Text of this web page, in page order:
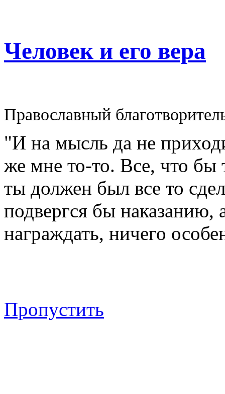
Человек и его вера
Православный
"И на мысль да не
же мне то-то. Все, что
ты должен был все то
подвергся бы наказанию,
награждать, ничего
Пропустить